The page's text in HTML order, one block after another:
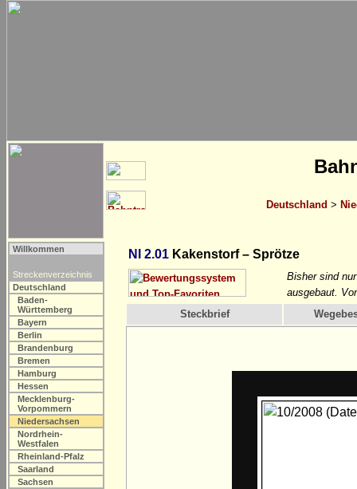
Deutschland >
Willkommen
Streckenverzeichnis
Deutschland
Baden-
Württemberg
Bayern
Berlin
Brandenburg
Bremen
Hamburg
Hessen
Mecklenburg-
Vorpommern
Niedersachsen
Nordrhein-
Westfalen
Rheinland-Pfalz
Saarland
Sachsen
NI 2.01 Kakenstorf – Sprötze
Bisher sind
ausgebaut.
Steckbrief